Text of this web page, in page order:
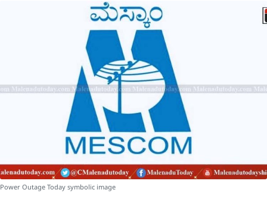
m
a
r
Power Outage Today symbolic image